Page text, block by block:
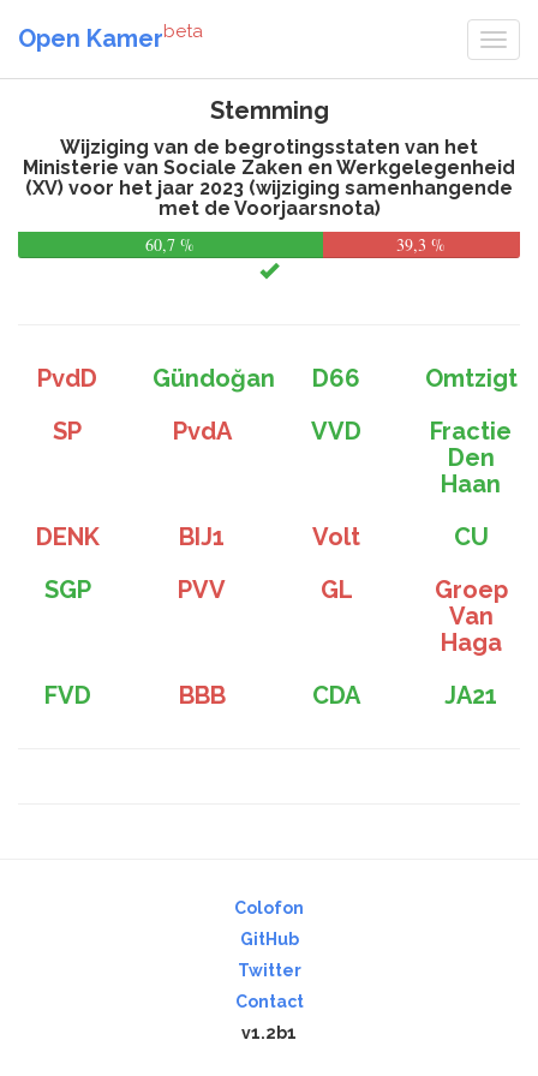
Open Kamerbeta
Stemming
Wijziging van de begrotingsstaten van het
Ministerie van Sociale Zaken en Werkgelegenheid
(XV) voor het jaar 2023 (wijziging samenhangende
met de Voorjaarsnota)
60,7 %
39,3 %
PvdD Gündoğan D66
Omtzigt
SP
PvdA VVD
Fractie
Den
Haan
DENK
BIJ1 Volt
CU
SGP
PVV GL
Groep
Van
Haga
FVD
BBB CDA JA21
Colofon
GitHub
Twitter
Contact
v1.2b1